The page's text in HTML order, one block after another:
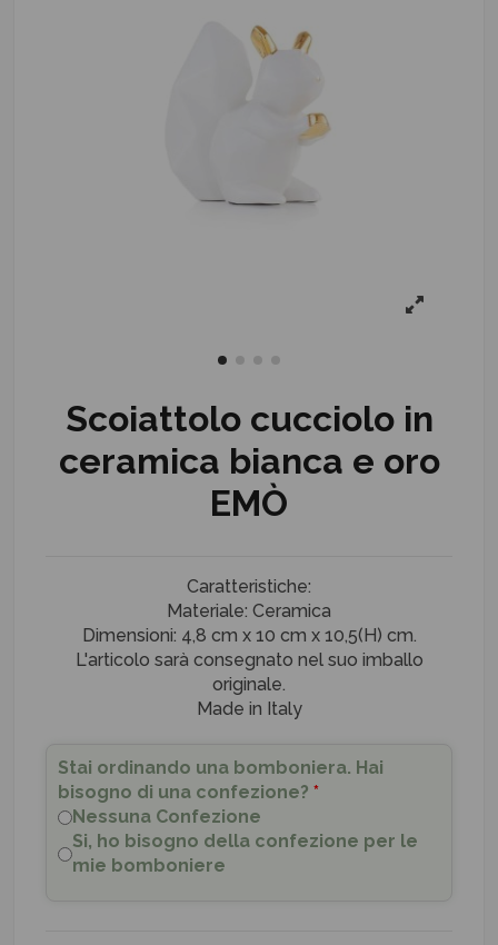
Scoiattolo cucciolo in
ceramica bianca e oro
EMÒ
Caratteristiche:
Materiale: Ceramica
Dimensioni: 4,8 cm x 10 cm x 10,5(H) cm.
L'articolo sarà consegnato nel suo imballo
originale.
Made in Italy
Stai ordinando una bomboniera. Hai
bisogno di una confezione? *
Nessuna Confezione
Si, ho bisogno della confezione per le
mie bomboniere